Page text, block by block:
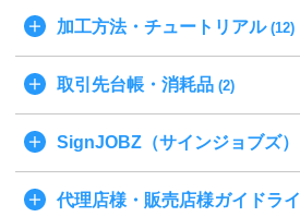
加工方法・チュートリアル(12)
取引先台帳・消耗品 (2)
SignJOBZ（サインジョブズ）
代理店様・販売店様ガイドラ